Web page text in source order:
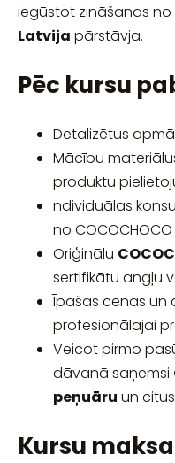
iegūstot zināšanas
Latvija pārstāvja.
Pēc kursu
Detalizētus
Mācību
produktu
ndividuālas
no
Oriģinālu
sertifikātu angļu
Īpašas cenas un
profesionālajai
Veicot pirmo
dāvanā saņemsi
peņuāru un
Kursu maksa